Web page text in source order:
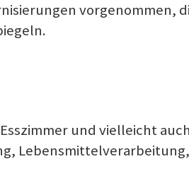
vorgenommen,
und vielleicht